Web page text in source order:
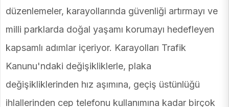
düzenlemeler, karayollarında güvenliği artırmayı ve
milli parklarda doğal yaşamı korumayı hedefleyen
kapsamlı adımlar içeriyor. Karayolları Trafik
Kanunu'ndaki değişikliklerle, plaka
değişikliklerinden hız aşımına, geçiş üstünlüğü
ihlallerinden cep telefonu kullanımına kadar birçok